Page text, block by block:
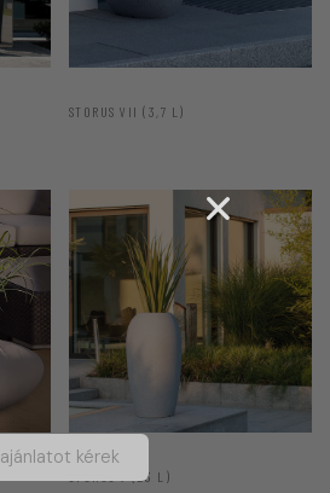
STORUS VII (3,7 L)
STORUS V (23 L)
ajánlatot kérek